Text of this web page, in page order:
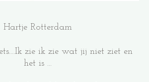
Hartje Rotterdam
zie ik zie wat jij niet ziet en
het is ...